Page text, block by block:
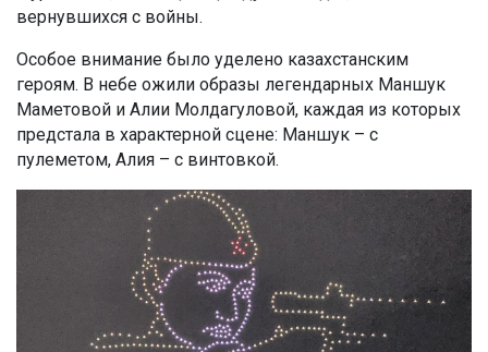
вернувшихся с войны.
Особое внимание было уделено казахстанским
героям. В небе ожили образы легендарных Маншук
Маметовой и Алии Молдагуловой, каждая из которых
предстала в характерной сцене: Маншук – с
пулеметом, Алия – с винтовкой.